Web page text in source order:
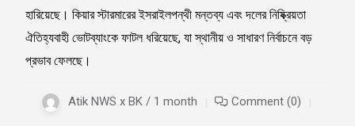
হারিয়েছে। কিয়ার স্টারমারের ইসরাইলপন্থী মন্তব্য এবং দলের নিষ্ক্রিয়তা
ঐতিহ্যবাহী ভোটব্যাংকে ফাটল ধরিয়েছে, যা স্থানীয় ও সাধারণ নির্বাচনে বড়
প্রভাব ফেলছে।
Atik NWS x BK / 1 month Comment (0)